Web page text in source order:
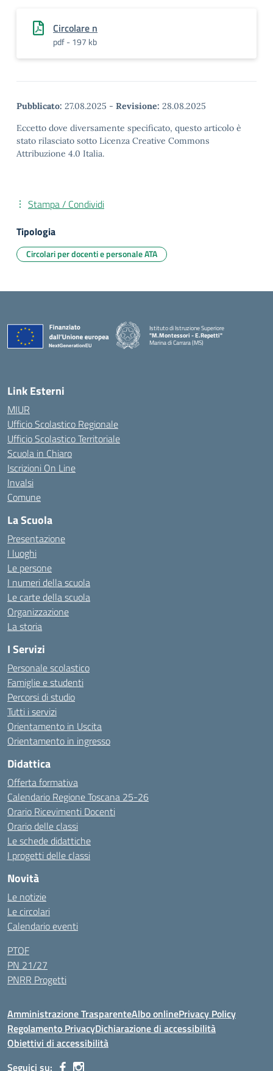
Circolare n
pdf - 197 kb
Pubblicato: 27.08.2025 - Revisione: 28.08.2025
Eccetto dove diversamente specificato, questo articolo è
stato rilasciato sotto Licenza Creative Commons
Attribuzione 4.0 Italia.
Stampa / Condividi
Tipologia
Circolari per docenti e personale ATA
Istituto di Istruzione Superiore
"M.Montessori - E.Repetti"
Marina di Carrara (MS)
Link Esterni
MIUR
Ufficio Scolastico Regionale
Ufficio Scolastico Territoriale
Scuola in Chiaro
Iscrizioni On Line
Invalsi
Comune
La Scuola
Presentazione
I luoghi
Le persone
I numeri della scuola
Le carte della scuola
Organizzazione
La storia
I Servizi
Personale scolastico
Famiglie e studenti
Percorsi di studio
Tutti i servizi
Orientamento in Uscita
Orientamento in ingresso
Didattica
Offerta formativa
Calendario Regione Toscana 25-26
Orario Ricevimenti Docenti
Orario delle classi
Le schede didattiche
I progetti delle classi
Novità
Le notizie
Le circolari
Calendario eventi
PTOF
PN 21/27
PNRR Progetti
Amministrazione TrasparenteAlbo onlinePrivacy Policy
Regolamento PrivacyDichiarazione di accessibilità
Obiettivi di accessibilità
Seguici su: